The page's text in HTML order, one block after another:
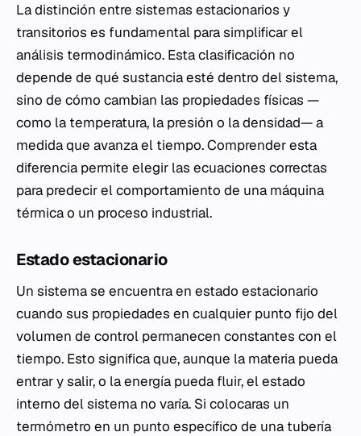
La distinción entre sistemas estacionarios y
transitorios es fundamental para simplificar el
análisis termodinámico. Esta clasificación no
depende de qué sustancia esté dentro del sistema,
sino de cómo cambian las propiedades físicas —
como la temperatura, la presión o la densidad— a
medida que avanza el tiempo. Comprender esta
diferencia permite elegir las ecuaciones correctas
para predecir el comportamiento de una máquina
térmica o un proceso industrial.
Estado estacionario
Un sistema se encuentra en estado estacionario
cuando sus propiedades en cualquier punto fijo del
volumen de control permanecen constantes con el
tiempo. Esto significa que, aunque la materia pueda
entrar y salir, o la energía pueda fluir, el estado
interno del sistema no varía. Si colocaras un
termómetro en un punto específico de una tubería